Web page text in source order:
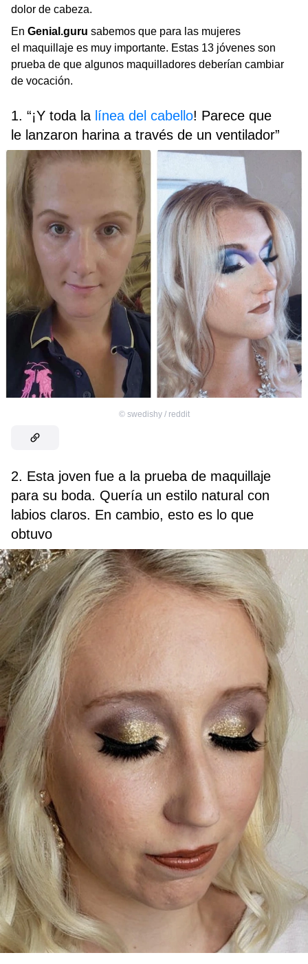
dolor de cabeza.
En Genial.guru sabemos que para las mujeres
el maquillaje es muy importante. Estas 13 jóvenes son
prueba de que algunos maquilladores deberían cambiar
de vocación.
1. “¡Y toda la línea del cabello! Parece que
le lanzaron harina a través de un ventilador”
© swedishy / reddit
2. Esta joven fue a la prueba de maquillaje
para su boda. Quería un estilo natural con
labios claros. En cambio, esto es lo que
obtuvo